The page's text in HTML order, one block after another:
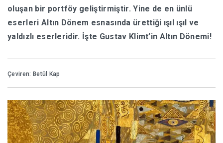
oluşan bir portföy geliştirmiştir. Yine de en ünlü
eserleri Altın Dönem esnasında ürettiği ışıl ışıl ve
yaldızlı eserleridir. İşte Gustav Klimt’in Altın Dönemi!
Çeviren: Betül Kap